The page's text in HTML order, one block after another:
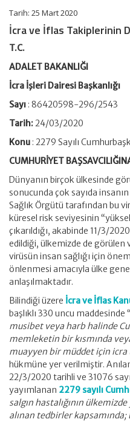
Tarih: 25 Mart 2020
İcra ve İflas Takiplerinin
T.C.
ADALET BAKANLIĞI
İcra İşleri Dairesi Başkanlığı
Sayı : 86420598-296/2543
Tarih:24/03/2020
Konu : 2279 Sayılı
CUMHURİYET
Dünyanın birçok ülkesinde
sonucunda çok sayıda
Sağlık Örgütü tarafından bu
küresel risk seviyesinin
çıkarıldığı, akabinde 11/3/
edildiği, ülkemizde de görülen
virüsün insan sağlığı için
önlenmesi amacıyla ülke
anlaşılmaktadır.
Bilindiği üzere İcra ve İflas
başlıklı 330 uncu maddesinde “
musibet veya harb halinde
memleketin bir kısmında
muayyen bir müddet için
hükmüne yer verilmiştir.
22/3/2020 tarihli ve 31076
yayımlanan 2279 sayılı
salgın hastalığının
alınan tedbirler